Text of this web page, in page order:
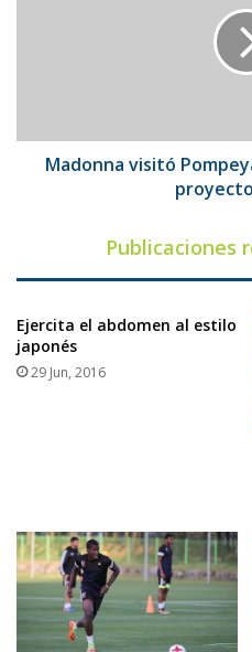
teatral
Madonna visitó
Publicaciones
Ejercita el abdomen al estilo
japonés
29 Jun, 2016